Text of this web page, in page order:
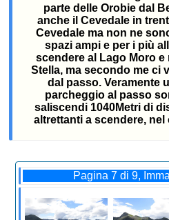
parte delle Orobie dal
anche il Cevedale in
Cevedale ma non ne
spazi ampi e per i più
scendere al Lago Moro
Stella, ma secondo me ci
dal passo. Veramente
parcheggio al passo
saliscendi 1040Metri di
altrettanti a scendere, nel
Pagina 7 di 9,